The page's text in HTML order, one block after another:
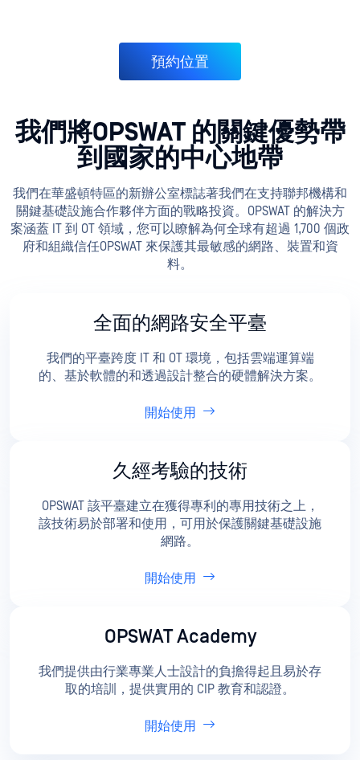
預約位置
我們將OPSWAT 的關鍵優勢帶
到國家的中心地帶
我們在華盛頓特區的新辦公室標誌著我們在支持聯邦機構和
關鍵基礎設施合作夥伴方面的戰略投資。OPSWAT 的解決方
案涵蓋 IT 到 OT 領域，您可以瞭解為何全球有超過 1,700 個政
府和組織信任OPSWAT 來保護其最敏感的網路、裝置和資
料。
全面的網路安全平臺
我們的平臺跨度 IT 和 OT 環境，包括雲端運算端
的、基於軟體的和透過設計整合的硬體解決方案。
開始使用
久經考驗的技術
OPSWAT 該平臺建立在獲得專利的專用技術之上，
該技術易於部署和使用，可用於保護關鍵基礎設施
網路。
開始使用
OPSWAT Academy
我們提供由行業專業人士設計的負擔得起且易於存
取的培訓，提供實用的 CIP 教育和認證。
開始使用